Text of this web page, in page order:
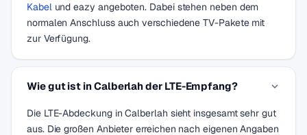
Kabelund eazy angeboten. Dabei stehen neben dem
normalen Anschluss auch verschiedene TV-Pakete mit
zur Verfügung.
Wie gut ist in Calberlah der LTE-Empfang?
Die LTE-Abdeckung in Calberlah sieht insgesamt sehr gut
aus. Die großen Anbieter erreichen nach eigenen Angaben